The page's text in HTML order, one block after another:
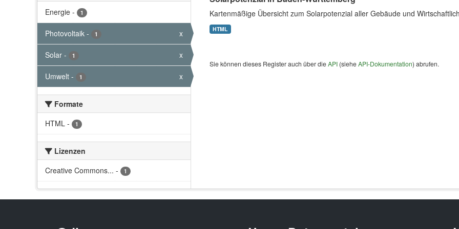
Energie - 1
Photovoltaik - 1 x
Solar - 1 x
Umwelt - 1 x
Formate
HTML - 1
Lizenzen
Creative Commons... - 1
Kartenmäßige Übersicht zum Solarpotenzial aller Gebäude und
HTML
Sie können dieses Register auch über dieAPI(sieheAPI-Dokumentation) abrufen.